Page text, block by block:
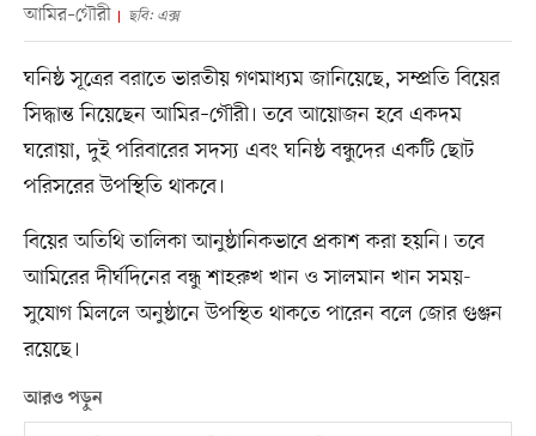
আমির–গৌরী ছবি: এক্স
ঘনিষ্ঠ সূত্রের বরাতে ভারতীয় গণমাধ্যম জানিয়েছে, সম্প্রতি বিয়ের
সিদ্ধান্ত নিয়েছেন আমির–গৌরী। তবে আয়োজন হবে একদম
ঘরোয়া, দুই পরিবারের সদস্য এবং ঘনিষ্ঠ বন্ধুদের একটি ছোট
পরিসরের উপস্থিতি থাকবে।
বিয়ের অতিথি তালিকা আনুষ্ঠানিকভাবে প্রকাশ করা হয়নি। তবে
আমিরের দীর্ঘদিনের বন্ধু শাহরুখ খান ও সালমান খান সময়-
সুযোগ মিললে অনুষ্ঠানে উপস্থিত থাকতে পারেন বলে জোর গুঞ্জন
রয়েছে।
আরও পড়ুন